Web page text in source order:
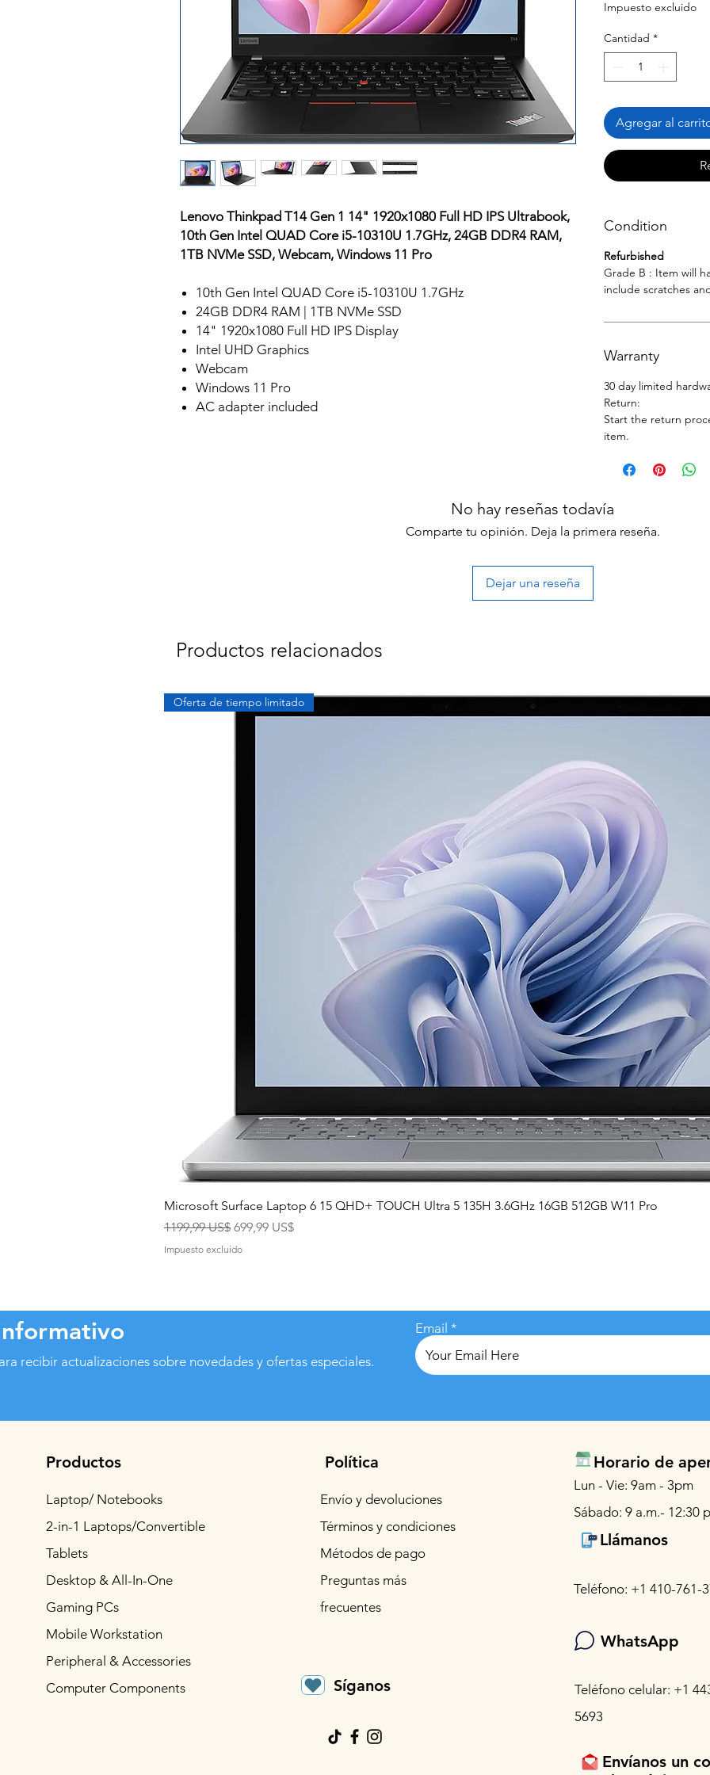
Lenovo Thinkpad T14 Gen 1 14" 1920x1080 Full HD IPS Ultrabook,
10th Gen Intel QUAD Core i5-10310U 1.7GHz, 24GB DDR4 RAM,
1TB NVMe SSD, Webcam, Windows 11 Pro
10th Gen Intel QUAD Core i5-10310U 1.7GHz
24GB DDR4 RAM | 1TB NVMe SSD
14" 1920x1080 Full HD IPS Display
Intel UHD Graphics
Webcam
Windows 11 Pro
AC adapter included
Impuesto excluido
Cantidad *
Agregar al
Condition
Refurbished
Grade B : Item will
include scratches
Warranty
30 day limited
Return:
Start the return
item.
No hay reseñas todavía
Comparte tu opinión. Deja la primera reseña.
Dejar una reseña
Productos relacionados
Vista rápida
Oferta de tiempo limitado
Microsoft Surface Laptop 6 15 QHD+ TOUCH Ultra 5 135H 3.6GHz 16GB 512GB W11 Pro
Precio
1199,99 US$ Precio de oferta
699,99 US$
Impuesto excluido
recibir actualizaciones sobre novedades y ofertas especiales.
Email
Productos
Laptop/ Notebooks
2-in-1 Laptops/Convertible
Tablets
Desktop & All-In-One
Gaming PCs
Mobile Workstation
Peripheral & Accessories
Computer Components
Política
Envío y devoluciones
Términos y condiciones
Métodos de pago
Preguntas más
frecuentes
Síganos
Horario de
Lun - Vie: 9am - 3pm
Sábado: 9 a.m.- 12:30
Llámanos
Teléfono: +1 410-761-
WhatsApp
Teléfono celular: +1
5693
Envíanos un